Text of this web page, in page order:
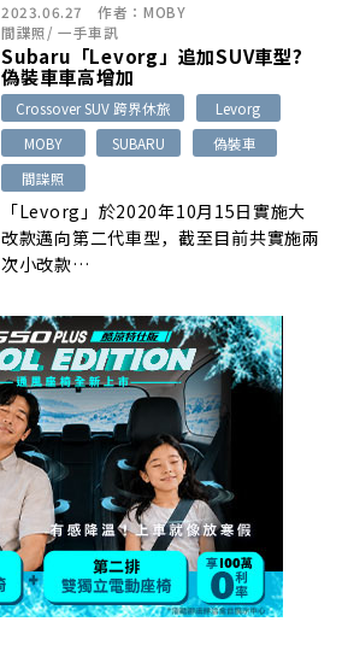
2023.06.27 作者： MOBY
間諜照/ 一手車訊
Subaru「Levorg」追加SUV車型?
偽裝車車高增加
Crossover SUV 跨界休旅
Levorg
MOBY
SUBARU
偽裝車
間諜照
「Levorg」於2020年10月15日實施大
改款邁向第二代車型，截至目前共實施兩
次小改款…